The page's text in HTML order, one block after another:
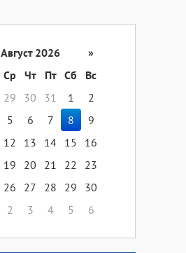
Август 2026
»
Ср Чт Пт Сб
Вс
29 30 31 1
2
5 6 7 8
9
12 13 14 15
16
19 20 21 22
23
26 27 28 29
30
2 3 4 5 6